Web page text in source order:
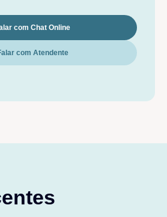
com Chat Online
com Atendente